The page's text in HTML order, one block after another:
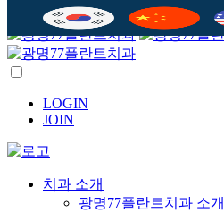
본문 바로가기
LOGIN
JOIN
치과 소개
광명77플란트치과 소개